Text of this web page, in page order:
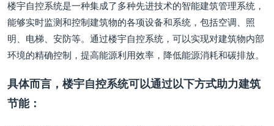
楼宇自控系统是一种集成了多种先进技术的智能建筑管理系统，
能够实时监测和控制建筑物的各项设备和系统，包括空调、照
明、电梯、安防等。通过楼宇自控系统，可以实现对建筑物内部
环境的精确控制，提高能源利用效率，降低能源消耗和碳排放。
具体而言，楼宇自控系统可以通过以下方式助力建筑
节能：